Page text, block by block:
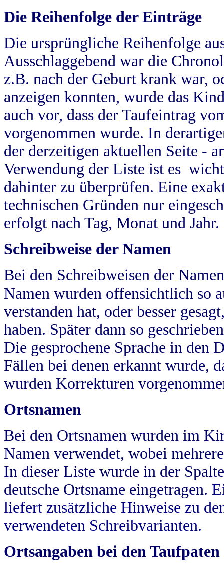
Die Reihenfolge der Einträge
Die ursprüngliche Reihenfolge
Ausschlaggebend war die
z.B. nach der Geburt krank war,
anzeigen konnten, wurde das
auch vor, dass der Taufeintrag
vorgenommen wurde. In
der derzeitigen aktuellen Seite -
Verwendung der Liste ist es
dahinter zu überprüfen. Eine
technischen Gründen nur
erfolgt nach Tag, Monat und Jahr.
Schreibweise der Namen
Bei den Schreibweisen der
Namen wurden offensichtlich so
verstanden hat, oder besser
haben. Später dann so
Die gesprochene Sprache in
Fällen bei denen erkannt wurde,
wurden Korrekturen
Ortsnamen
Bei den Ortsnamen wurden im
Namen verwendet, wobei
In dieser Liste wurde in der
deutsche Ortsname eingetragen.
liefert zusätzliche Hinweise zu
verwendeten Schreibvarianten.
Ortsangaben bei den Taufpaten